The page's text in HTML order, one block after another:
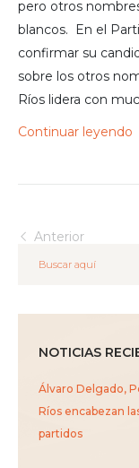
pero otros
blancos. En el
confirmar su
sobre los otros
Ríos lidera con
Continuar leyendo
Anterior
NOTICIAS
Álvaro Delgado,
Ríos encabezan
partidos